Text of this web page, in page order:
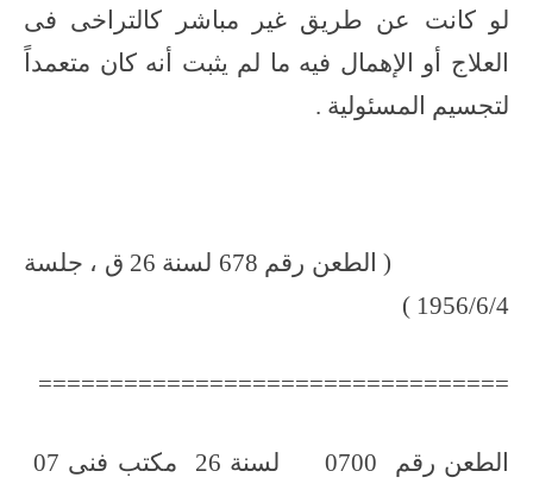
لو كانت عن طريق غير مباشر كالتراخى فى
العلاج أو الإهمال فيه ما لم يثبت أنه كان متعمداً
لتجسيم المسئولية .
( الطعن رقم 678 لسنة 26 ق ، جلسة
1956/6/4 )
=================================